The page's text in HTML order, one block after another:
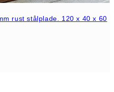
rust stålplade. 120 x 40 x 60